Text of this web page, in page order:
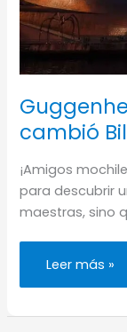
cambió
¡Amigos
para descubrir
maestras, sino
Guggenheim,
museo
cambió
Leer más »